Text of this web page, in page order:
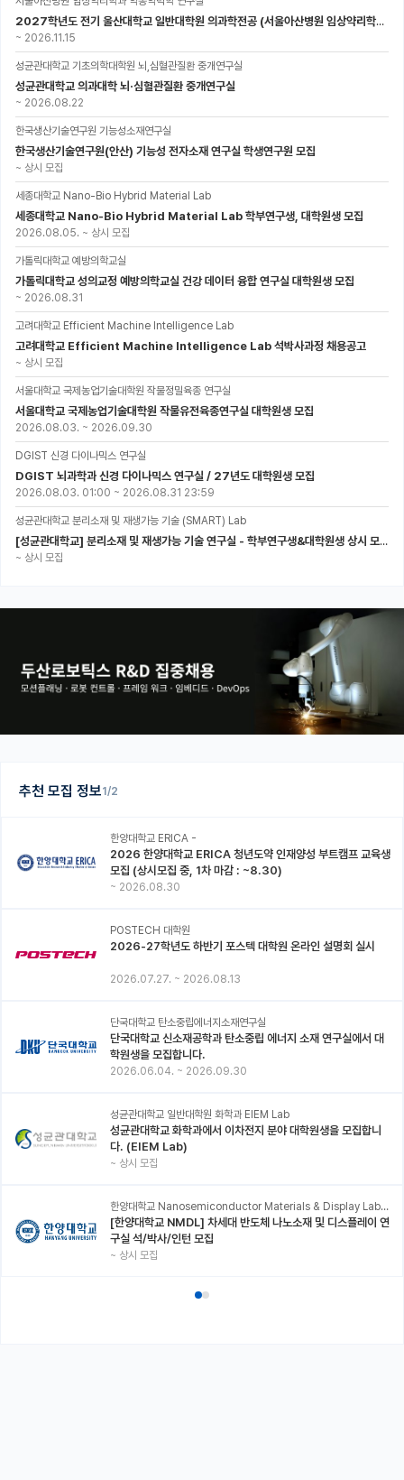
추천 모집 정보1/2
한양대학교 ERICA -
2026 한양대학교 ERICA 청년도약 인재양성 부트캠프 교육생
모집 (상시모집 중, 1차 마감 : ~8.30)
~ 2026.08.30
POSTECH 대학원
2026-27학년도 하반기 포스텍 대학원 온라인 설명회 실시
2026.07.27. ~ 2026.08.13
단국대학교 탄소중립에너지소재연구실
단국대학교 신소재공학과 탄소중립 에너지 소재 연구실에서 대
학원생을 모집합니다.
2026.06.04. ~ 2026.09.30
성균관대학교 일반대학원 화학과 EIEM Lab
성균관대학교 화학과에서 이차전지 분야 대학원생을 모집합니
다. (EIEM Lab)
~ 상시 모집
한양대학교 Nanosemiconductor Materials & Display Laboratory
[한양대학교 NMDL] 차세대 반도체 나노소재 및 디스플레이 연
구실 석/박사/인턴 모집
~ 상시 모집
2027학년도 전기 울산대학교 일반대학원 의과학전공 (서울아산병원 임상약리학과 약동약력학 연구실) 대학원생 모집공고
~ 2026.11.15
성균관대학교 기초의학대학원 뇌,심혈관질환 중개연구실
성균관대학교 의과대학 뇌·심혈관질환 중개연구실
~ 2026.08.22
한국생산기술연구원 기능성소재연구실
한국생산기술연구원(안산) 기능성 전자소재 연구실 학생연구원 모집
~ 상시 모집
세종대학교 Nano-Bio Hybrid Material Lab
세종대학교 Nano-Bio Hybrid Material Lab 학부연구생, 대학원생 모집
2026.08.05. ~ 상시 모집
가톨릭대학교 예방의학교실
가톨릭대학교 성의교정 예방의학교실 건강 데이터 융합 연구실 대학원생 모집
~ 2026.08.31
고려대학교 Efficient Machine Intelligence Lab
고려대학교 Efficient Machine Intelligence Lab 석박사과정 채용공고
~ 상시 모집
서울대학교 국제농업기술대학원 작물정밀육종 연구실
서울대학교 국제농업기술대학원 작물유전육종연구실 대학원생 모집
2026.08.03. ~ 2026.09.30
DGIST 신경 다이나믹스 연구실
DGIST 뇌과학과 신경 다이나믹스 연구실 / 27년도 대학원생 모집
2026.08.03. 01:00 ~ 2026.08.31 23:59
성균관대학교 분리소재 및 재생가능 기술 (SMART) Lab
[성균관대학교] 분리소재 및 재생가능 기술 연구실 - 학부연구생&대학원생 상시 모집 (미래에너지공학과)
~ 상시 모집